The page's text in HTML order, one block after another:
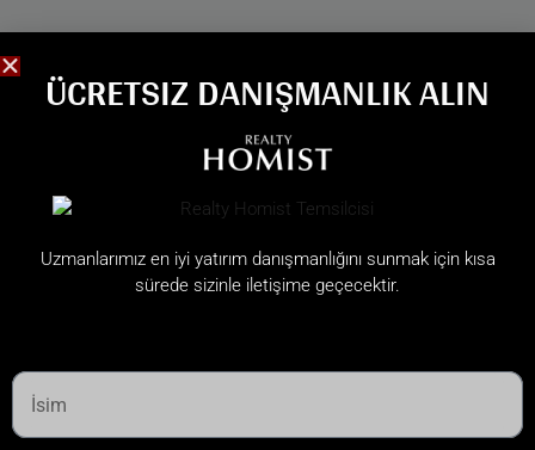
ÜCRETSIZ DANIŞMANLIK ALIN
Uzmanlarımız en iyi yatırım danışmanlığını sunmak için kısa
sürede sizinle iletişime geçecektir.